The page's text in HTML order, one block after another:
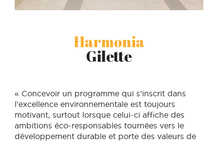
Harmonia
Gilette
« Concevoir un programme qui s’inscrit dans
l’excellence environnementale est toujours
motivant, surtout lorsque celui-ci affiche des
ambitions éco-responsables tournées vers le
développement durable et porte des valeurs de